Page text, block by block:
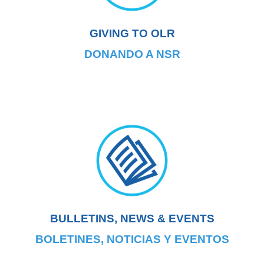
GIVING TO OLR
DONANDO A NSR
BULLETINS, NEWS & EVENTS
BOLETINES, NOTICIAS Y EVENTOS